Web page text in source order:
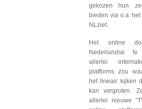
gekozen hun
bieden via o.a.
NLziet.
Het online
Nederlandse
allerlei
platforms zou
het lineair kijken
kan vergroten.
allerlei nieuwe